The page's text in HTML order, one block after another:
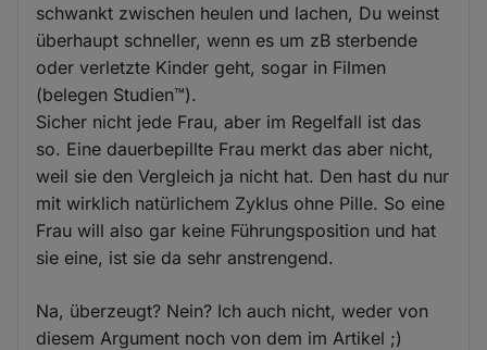
schwankt zwischen heulen und lachen, Du weinst
überhaupt schneller, wenn es um zB sterbende
oder verletzte Kinder geht, sogar in Filmen
(belegen Studien™).
Sicher nicht jede Frau, aber im Regelfall ist das
so. Eine dauerbepillte Frau merkt das aber nicht,
weil sie den Vergleich ja nicht hat. Den hast du nur
mit wirklich natürlichem Zyklus ohne Pille. So eine
Frau will also gar keine Führungsposition und hat
sie eine, ist sie da sehr anstrengend.
Na, überzeugt? Nein? Ich auch nicht, weder von
diesem Argument noch von dem im Artikel ;)